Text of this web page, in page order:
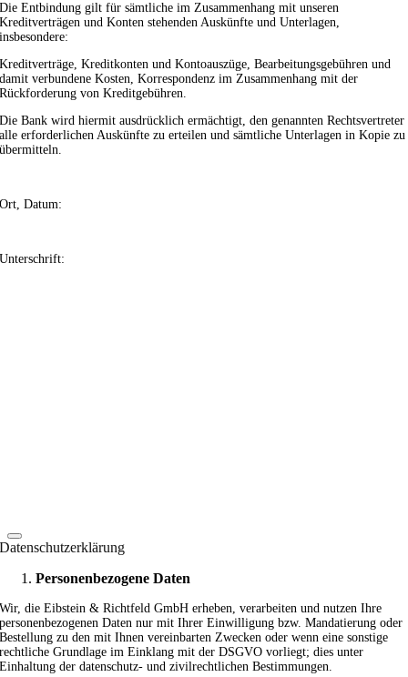
Die Entbindung gilt für sämtliche im Zusammenhang mit unseren
Kreditverträgen und Konten stehenden Auskünfte und Unterlagen,
insbesondere:
Kreditverträge, Kreditkonten und Kontoauszüge, Bearbeitungsgebühren und
damit verbundene Kosten, Korrespondenz im Zusammenhang mit der
Rückforderung von Kreditgebühren.
Die Bank wird hiermit ausdrücklich ermächtigt, den genannten Rechtsvertreter
alle erforderlichen Auskünfte zu erteilen und sämtliche Unterlagen in Kopie zu
übermitteln.
Ort, Datum:
Unterschrift:
Datenschutzerklärung
Personenbezogene Daten
Wir, die Eibstein & Richtfeld GmbH erheben, verarbeiten und nutzen Ihre
personenbezogenen Daten nur mit Ihrer Einwilligung bzw. Mandatierung oder
Bestellung zu den mit Ihnen vereinbarten Zwecken oder wenn eine sonstige
rechtliche Grundlage im Einklang mit der DSGVO vorliegt; dies unter
Einhaltung der datenschutz- und zivilrechtlichen Bestimmungen.